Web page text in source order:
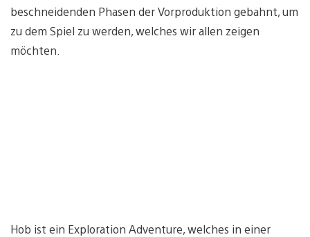
beschneidenden Phasen der Vorproduktion gebahnt, um
zu dem Spiel zu werden, welches wir allen zeigen
möchten.
Hob ist ein Exploration Adventure, welches in einer